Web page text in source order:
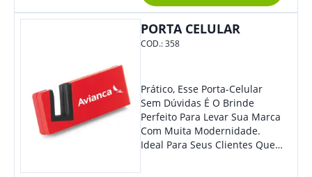
PORTA CELULAR
COD.:358
Prático, Esse Porta-Celular
Sem Dúvidas É O Brinde
Perfeito Para Levar Sua Marca
Com Muita Modernidade.
Ideal Para Seus Clientes Que